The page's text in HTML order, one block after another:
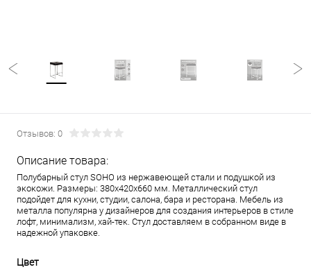
Отзывов: 0
Описание товара:
Полубарный стул SOHO из нержавеющей стали и подушкой из
экокожи. Размеры: 380х420х660 мм. Металлический стул
подойдет для кухни, студии, салона, бара и ресторана. Мебель из
металла популярна у дизайнеров для создания интерьеров в стиле
лофт, минимализм, хай-тек. Стул доставляем в собранном виде в
надежной упаковке.
Цвет